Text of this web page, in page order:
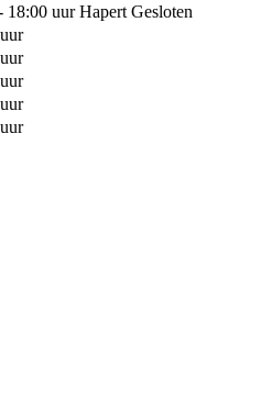
18:00 uur Hapert Gesloten